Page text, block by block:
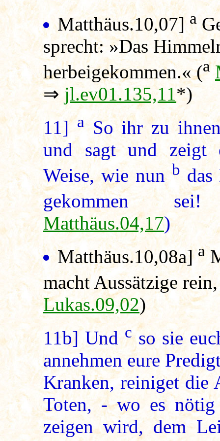
Matthäus.10,07] a
sprecht: »Das
herbeigekommen.« (a
⇒ jl.ev01.135,11*)
11] aSo ihr zu
und sagt und zeigt
Weise, wie nunb
gekommen
Matthäus.04,17)
Matthäus.10,08a] a
macht Aussätzige
Lukas.09,02)
11b]Undcso sie
annehmen eure
Kranken, reiniget die
Toten, - wo es
zeigen wird, dem